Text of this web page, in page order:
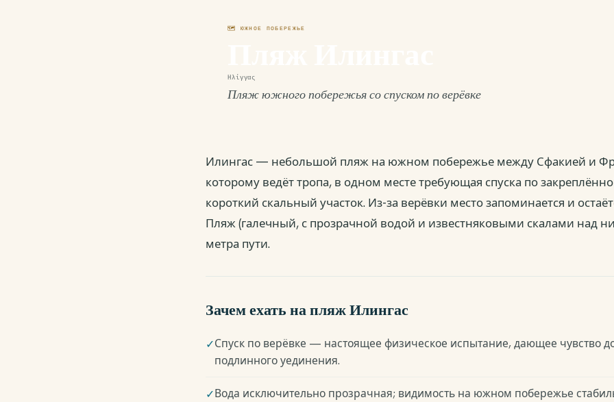
🗺 ЮЖНОЕ ПОБЕРЕЖЬЕ
Ηλίγγας
Пляж южного побережья со спуском по верёвке
Илингас — небольшой пляж на южном побережье между Сфакией и
которому ведёт тропа, в одном месте требующая спуска по
короткий скальный участок. Из-за верёвки место запоминается и
Пляж (галечный, с прозрачной водой и известняковыми скалами над
метра пути.
Зачем ехать на пляж Илингас
✓Спуск по верёвке — настоящее физическое испытание, дающее чувство
подлинного уединения.
✓Вода исключительно прозрачная; видимость на южном побережье